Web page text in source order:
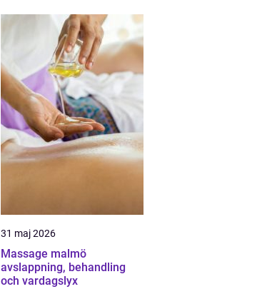
31 maj 2026
Massage malmö
avslappning, behandling
och vardagslyx